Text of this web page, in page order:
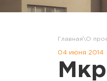
Главная О
04 июня 2014